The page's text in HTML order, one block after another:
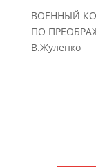
ВОЕННЫЙ
ПО
В.Жуленко